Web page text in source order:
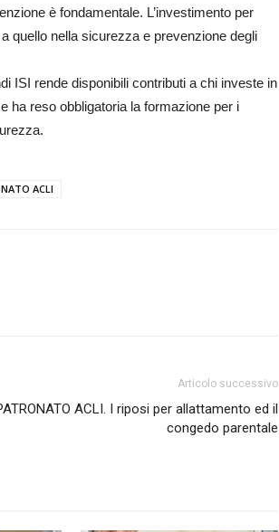
è fondamentale. L’investimento per
quello nella sicurezza e prevenzione degli
ISI rende disponibili contributi a chi investe in
ha reso obbligatoria la formazione per i
ACLI
Articolo successivo
ACLI. I riposi per allattamento ed il
congedo parentale